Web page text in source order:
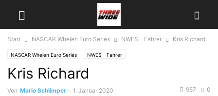
Start NASCAR Whelen Euro Series NWES - Fahrer Kris Richard
NASCAR Whelen Euro Series NWES - Fahrer
Kris Richard
Von Mario Schlimper - 1. Januar 2020 0
957